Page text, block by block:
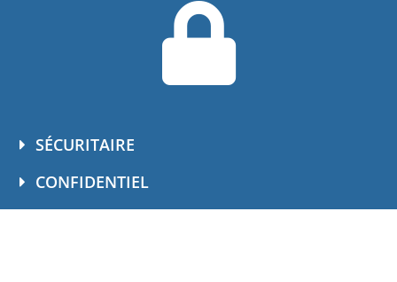
SÉCURITAIRE
CONFIDENTIEL